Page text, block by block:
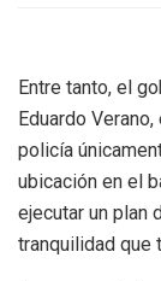
Entre tanto, el
Eduardo
policía
ubicación en el
ejecutar un plan
tranquilidad que